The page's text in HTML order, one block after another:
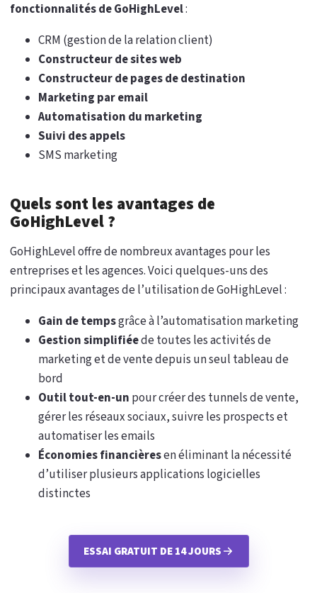
fonctionnalités de GoHighLevel:
CRM (gestion de la relation client)
Constructeur de sites web
Constructeur de pages de destination
Marketing par email
Automatisation du marketing
Suivi des appels
SMS marketing
Quels sont les avantages de
GoHighLevel ?
GoHighLevel offre de nombreux avantages pour les
entreprises et les agences. Voici quelques-uns des
principaux avantages de l’utilisation de GoHighLevel :
Gain de tempsgrâce à l’automatisation marketing
Gestion simplifiéede toutes les activités de
marketing et de vente depuis un seul tableau de
bord
Outil tout-en-un pour créer des tunnels de vente,
gérer les réseaux sociaux, suivre les prospects et
automatiser les emails
Économies financièresen éliminant la nécessité
d’utiliser plusieurs applications logicielles
distinctes
ESSAI GRATUIT DE 14 JOURS